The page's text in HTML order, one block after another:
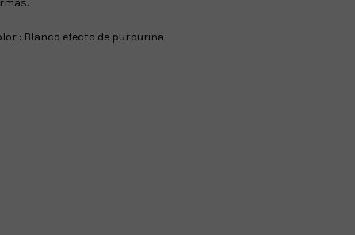
: Blanco efecto de purpurina